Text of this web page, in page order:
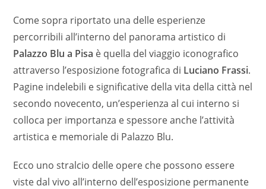
Come sopra riportato una delle esperienze
percorribili all’interno del panorama artistico di
Palazzo Blu a Pisa è quella del viaggio iconografico
attraverso l’esposizione fotografica di Luciano Frassi.
Pagine indelebili e significative della vita della città nel
secondo novecento, un’esperienza al cui interno si
colloca per importanza e spessore anche l’attività
artistica e memoriale di Palazzo Blu.
Ecco uno stralcio delle opere che possono essere
viste dal vivo all’interno dell’esposizione permanente